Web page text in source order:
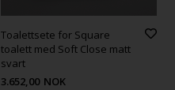
Toalettsete for Square
toalett med Soft Close matt
svart
3.652,00 NOK